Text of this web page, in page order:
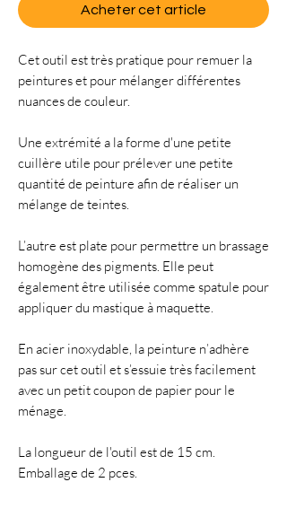
Acheter cet article
Cet outil est très pratique pour remuer la
peintures et pour mélanger différentes
nuances de couleur.
Une extrémité a la forme d'une petite
cuillère utile pour prélever une petite
quantité de peinture afin de réaliser un
mélange de teintes.
L’autre est plate pour permettre un brassage
homogène des pigments. Elle peut
également être utilisée comme spatule pour
appliquer du mastique à maquette.
En acier inoxydable, la peinture n’adhère
pas sur cet outil et s’essuie très facilement
avec un petit coupon de papier pour le
ménage.
La longueur de l'outil est de 15 cm.
Emballage de 2 pces.